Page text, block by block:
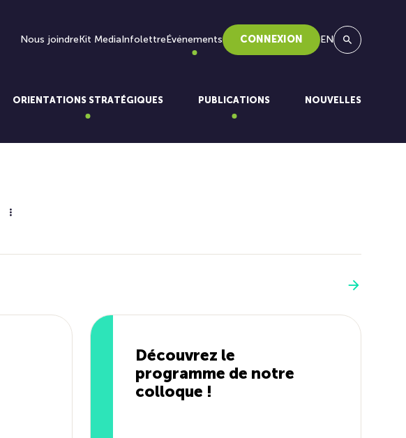
Nous joindreKit MediaInfolettreÉvénements CONNEXION EN
ORIENTATIONS STRATÉGIQUES PUBLICATIONS NOUVELLES
Découvrez le
programme de notre
colloque !